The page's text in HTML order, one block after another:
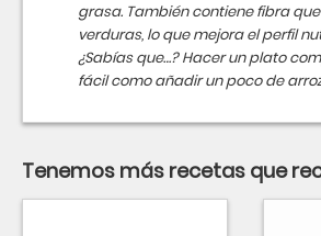
grasa. También contiene fibra
verduras, lo que mejora el perfil
¿Sabías que…? Hacer un plato
fácil como añadir un poco de
Tenemos más recetas que